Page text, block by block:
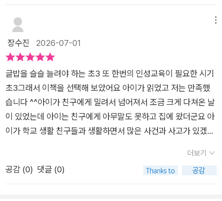
시작다. 싸운친구와 어떻게 화해를 해야할지 자신의 감정을 어떻
게 다뤄야하는지에 대해 상황으로 풀어나간다.자신이 잘 못했다
면 잘못을 인정하는 것 그리고 솔직하게 사과하는 것, 마음상하는
설명해두었다.이 책은 상황속에서 처해있는 주인공을 통해서 입
장을 이해하게되고 나라면 어떻게해야할까 함께 고민해볼 수 있
도록 QR코드가 있어서 책을 읽다가 생각해볼 수 있는 시간이 마
련되어졌다. 또한 문해력 워크북 소책자를 통해서 글에 담긴 진짜
의미를 파악할 수 있도록 만들어져서 정말 마음에 들었다.그냥 읽
고 넘어가는 것이 아니라 주제별 동화를 통해 독서를 하고 문해력
워크북으로 지문에 나왔던 어휘력, 독해력, 또 실생활에 적용시킬
장수진 2026-07-01
글밥을 슬슬 늘려야 하는 초3 또 한번의 인성교육이 필요한 시기
초3그래서 이책을 선택해 보았어요 아이가 읽었고 저는 만족했
습니다 ^^​​아이가 친구에게 밀려서 넘어져서 조금 크게 다쳐온 날
이 있었는데 아이는 친구에게 아무말도 못하고 집에 왔더군요 아
이가 학교 생활 친구들과 생활하면서 많은 사건과 사고가 있겠구
봤던 상황이네 나는 이렇게 대처해야 겠다 하고 생각할수 있길 바
라는 마음으로 책을 읽게 했어요 꼭 손으로 발로 행동으로 때린것
더보기
공감 (0) 댓글 (0)